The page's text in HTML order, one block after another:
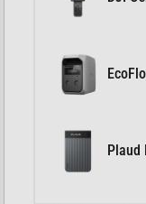
Plaud